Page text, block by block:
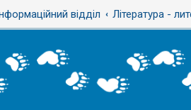
відділ Література -